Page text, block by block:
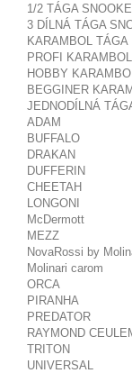
1/2 TÁGA
3 DÍLNÁ TÁGA
KARAMBOL TÁGA
PROFI KARAMBOL
HOBBY
BEGGINER
JEDNODÍLNÁ
ADAM
BUFFALO
DRAKAN
DUFFERIN
CHEETAH
LONGONI
McDermott
MEZZ
NovaRossi by
Molinari carom
ORCA
PIRANHA
PREDATOR
RAYMOND
TRITON
UNIVERSAL